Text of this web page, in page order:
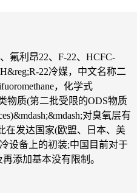
氟利昂22、F-22、HCFC-
22冷媒，中文名称二
，化学式
物质(第二批受限的ODS物质
对臭氧层有
在发达国家(欧盟、日本、美
设备上的初装;中国目前对于
添加基本没有限制。